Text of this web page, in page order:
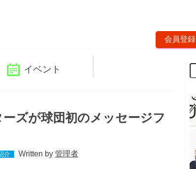
会員登録
イベント
ズが球団初のメッセージフ
介 Written by 管理者